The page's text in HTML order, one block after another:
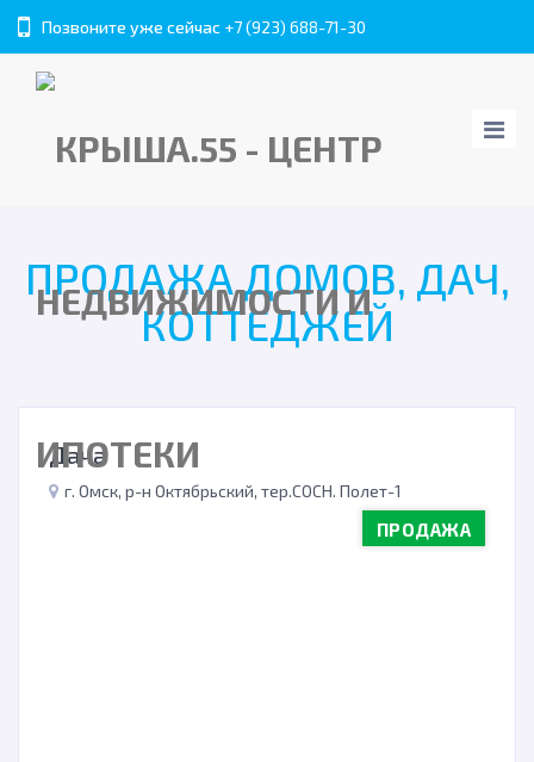
Позвоните уже сейчас +7 (923) 688-71-30
ПРОДАЖА ДОМОВ, ДАЧ,
КОТТЕДЖЕЙ
Дача
г. Омск, р-н Октябрьский, тер.СОСН. Полет-1
ПРОДАЖА